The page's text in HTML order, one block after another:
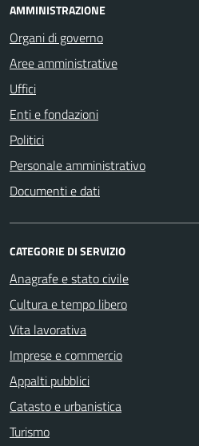
AMMINISTRAZIONE
Organi di governo
Aree amministrative
Uffici
Enti e fondazioni
Politici
Personale amministrativo
Documenti e dati
CATEGORIE DI SERVIZIO
Anagrafe e stato civile
Cultura e tempo libero
Vita lavorativa
Imprese e commercio
Appalti pubblici
Catasto e urbanistica
Turismo